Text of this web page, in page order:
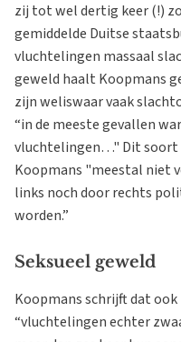
zij tot wel dertig keer (!)
gemiddelde Duitse
vluchtelingen massaal
geweld haalt Koopmans
zijn weliswaar vaak
“in de meeste gevallen
vluchtelingen…" Dit soort
Koopmans "meestal niet
links noch door rechts
worden.”
Seksueel geweld
Koopmans schrijft dat ook
“vluchtelingen echter